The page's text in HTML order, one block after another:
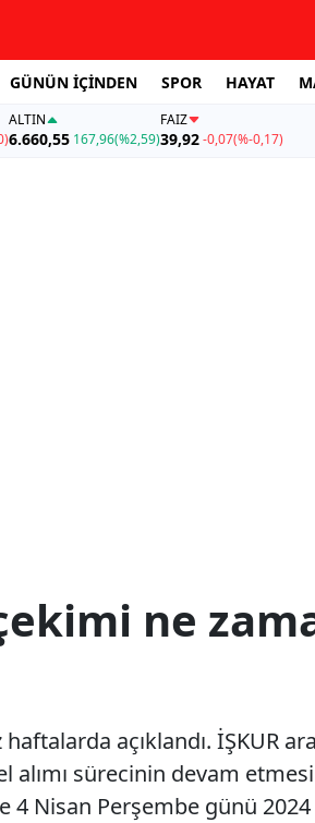
GÜNÜN İÇİNDEN SPOR HAYAT
ALTIN
6.660,55 167,96(%2,59)
FAİZ
39,92-0,07(%-0,17)
ne
açıklandı. İŞKUR
sürecinin devam
4 Nisan Perşembe günü